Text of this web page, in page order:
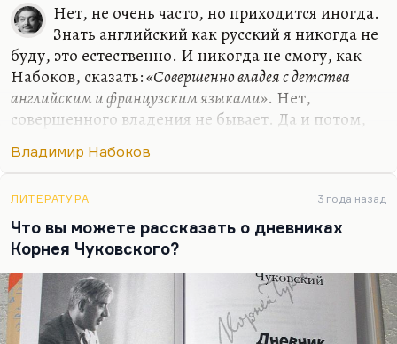
Нет, не очень часто, но приходится иногда.
Знать английский как русский я никогда не
буду, это естественно. И никогда не смогу, как
Набоков, сказать:«Совершенно владея с детства
английским и французским языками». Нет,
совершенного владения не бывает. Да и потом,
довольно регулярно: есть знаменитая его
сознательно позирует, но лишний раз
подчеркивает необозримость запаса словарного,
огромность английских лексических пластов, –
тоже ведь он сознательно позирует с таким
озадаченным видом. Нельзя не прибегать к
словарю, когда ты работаешь с чужим языком. И
ничего унизительного для себя…
Владимир Набоков
ЛИТЕРАТУРА 3 года назад
Что вы можете рассказать о дневниках
Корнея Чуковского?